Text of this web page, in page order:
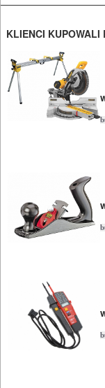
do
blach
Do
Do
pilarek
i
zagłębiar..
pił
Do
KLIENCI KUPOWALI